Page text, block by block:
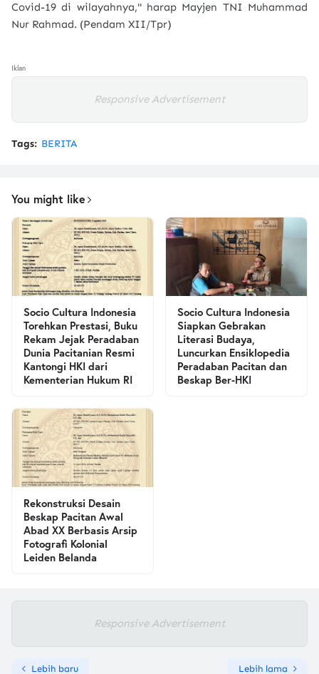
Covid-19 di wilayahnya," harap Mayjen TNI Muhammad
Nur Rahmad. (Pendam XII/Tpr)
Iklan
Responsive Advertisement
Tags: BERITA
You might like
Socio Cultura Indonesia
Torehkan Prestasi, Buku
Rekam Jejak Peradaban
Dunia Pacitanian Resmi
Kantongi HKI dari
Kementerian Hukum RI
Socio Cultura Indonesia
Siapkan Gebrakan
Literasi Budaya,
Luncurkan Ensiklopedia
Peradaban Pacitan dan
Beskap Ber-HKI
Rekonstruksi Desain
Beskap Pacitan Awal
Abad XX Berbasis Arsip
Fotografi Kolonial
Leiden Belanda
Responsive Advertisement
Lebih baru Lebih lama